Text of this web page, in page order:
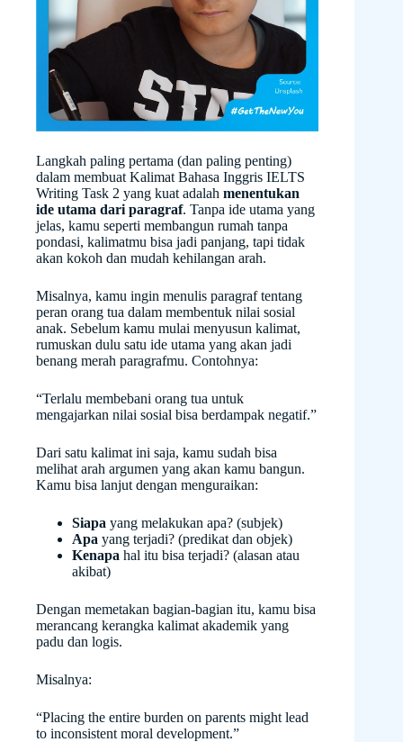
Langkah paling pertama (dan paling penting)
dalam membuat Kalimat Bahasa Inggris IELTS
Writing Task 2 yang kuat adalah menentukan
ide utama dari paragraf. Tanpa ide utama yang
jelas, kamu seperti membangun rumah tanpa
pondasi, kalimatmu bisa jadi panjang, tapi tidak
akan kokoh dan mudah kehilangan arah.
Misalnya, kamu ingin menulis paragraf tentang
peran orang tua dalam membentuk nilai sosial
anak. Sebelum kamu mulai menyusun kalimat,
rumuskan dulu satu ide utama yang akan jadi
benang merah paragrafmu. Contohnya:
“Terlalu membebani orang tua untuk
mengajarkan nilai sosial bisa berdampak negatif.”
Dari satu kalimat ini saja, kamu sudah bisa
melihat arah argumen yang akan kamu bangun.
Kamu bisa lanjut dengan menguraikan:
Siapa yang melakukan apa? (subjek)
Apa yang terjadi? (predikat dan objek)
Kenapa hal itu bisa terjadi? (alasan atau
akibat)
Dengan memetakan bagian-bagian itu, kamu bisa
merancang kerangka kalimat akademik yang
padu dan logis.
Misalnya:
“Placing the entire burden on parents might lead
to inconsistent moral development.”